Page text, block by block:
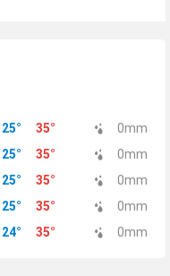
25° 35° 0mm
25° 35° 0mm
25° 35° 0mm
25° 35° 0mm
24° 35° 0mm